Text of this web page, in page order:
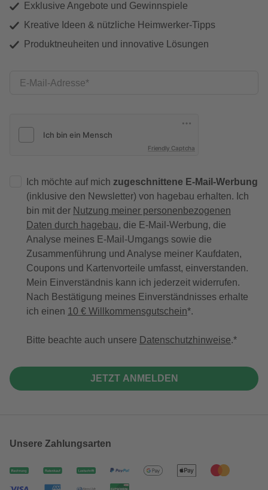
Exklusive Angebote und Gewinnspiele
Kreative Ideen & nützliche Heimwerker-Tipps
Produktneuheiten und innovative Lösungen
E-Mail-Adresse
Friendly Captcha
Ich möchte auf mich zugeschnittene E-Mail-Werbung
(inklusive den Newsletter) von hagebau erhalten. Ich
bin mit der Nutzung meiner personenbezogenen
Daten durch hagebau, die E-Mail-Werbung, die
Analyse meines E-Mail-Umgangs sowie die
Zusammenführung und Analyse meiner Kaufdaten,
Coupons und Kartenvorteile umfasst, einverstanden.
Mein Einverständnis kann ich jederzeit widerrufen.
Nach Bestätigung meines Einverständnisses erhalte
ich einen 10 € Willkommensgutschein*.
Bitte beachte auch unsere Datenschutzhinweise.
JETZT ANMELDEN
Unsere Zahlungsarten